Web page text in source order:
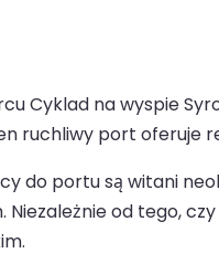
Cyklad na wyspie
ruchliwy port oferuje
do portu są witani
od tego,